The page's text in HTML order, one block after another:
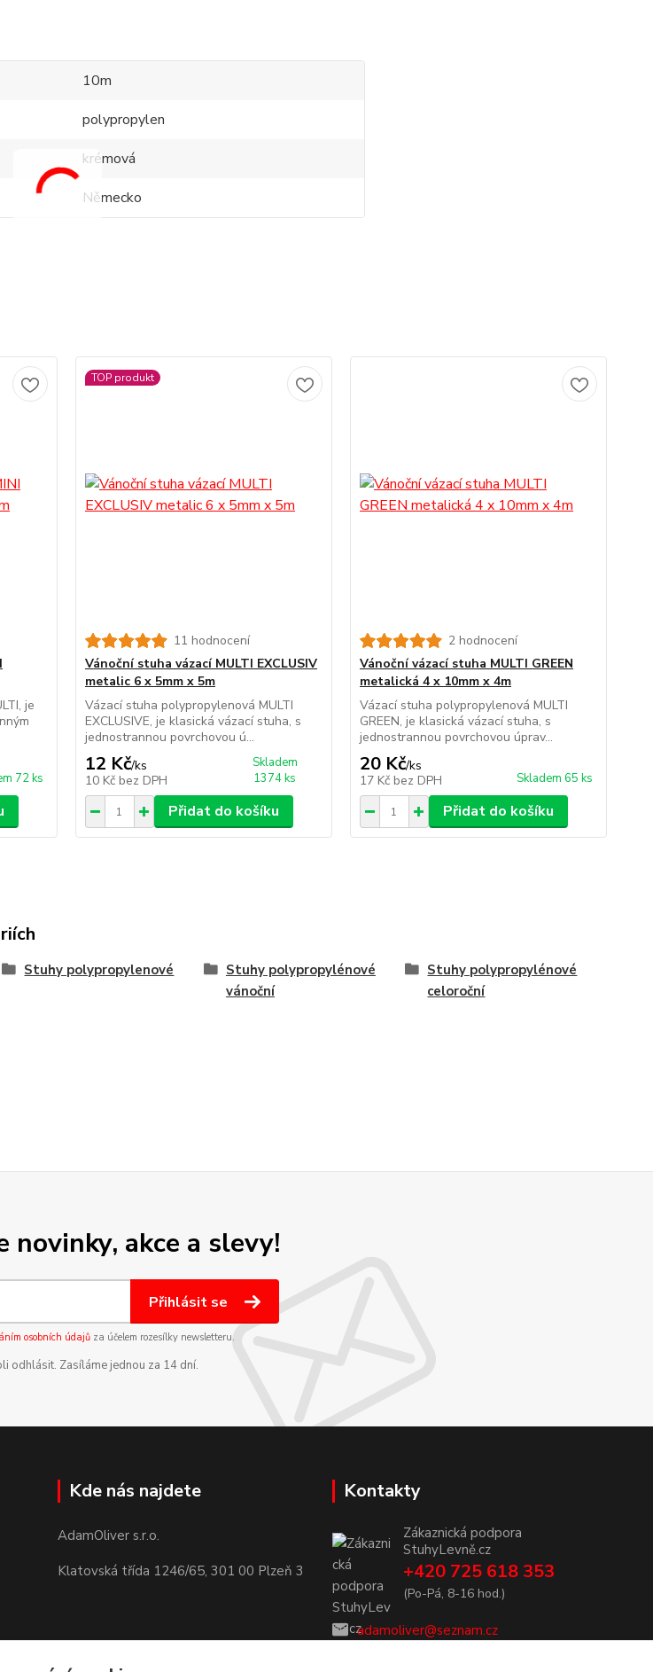
10m
polypropylen
krémová
Německo
je
72 ks
TOP produkt
11 hodnocení
Vánoční stuha vázací MULTI EXCLUSIV
metalic 6 x 5mm x 5m
Vázací stuha polypropylenová MULTI
EXCLUSIVE, je klasická vázací stuha, s
jednostrannou povrchovou ú...
12 Kč/ks
10 Kč bez DPH
Skladem
1374 ks
Přidat do košíku
2 hodnocení
Vánoční vázací stuha MULTI GREEN
metalická 4 x 10mm x 4m
Vázací stuha polypropylenová MULTI
GREEN, je klasická vázací stuha, s
jednostrannou povrchovou úprav...
20 Kč/ks
17 Kč bez DPH Skladem 65 ks
Přidat do košíku
Stuhy polypropylenové
Stuhy polypropylénové
vánoční
Stuhy polypropylénové
celoroční
novinky, akce a slevy!
Přihlásit se
osobních údajůza účelem rozesílky newsletteru.
odhlásit. Zasíláme jednou za 14 dní.
Kde nás najdete
AdamOliver s.r.o.
Klatovská třída 1246/65, 301 00 Plzeň 3
Kontakty
Zákaznická podpora
StuhyLevně.cz
+420 725 618 353
(Po-Pá, 8-16 hod.)
adamoliver@seznam.cz